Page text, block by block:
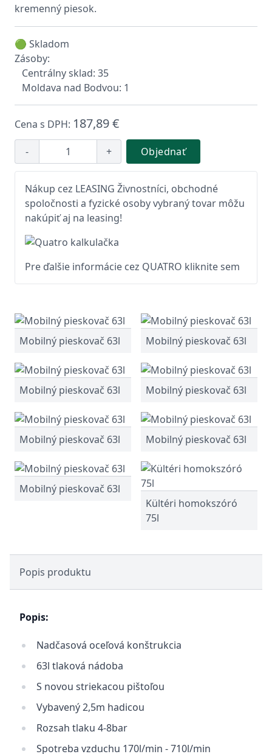
kremenný piesok.
🟢 Skladom
Zásoby:
Centrálny sklad: 35
Moldava nad Bodvou: 1
Cena s DPH: 187,89 €
- + Objednať
Nákup cez LEASING Živnostníci, obchodné
spoločnosti a fyzické osoby vybraný tovar môžu
nakúpiť aj na leasing!
Pre ďalšie informácie cez QUATRO kliknite sem
Mobilný pieskovač 63l Mobilný pieskovač 63l
Mobilný pieskovač 63l Mobilný pieskovač 63l
Mobilný pieskovač 63l Mobilný pieskovač 63l
Mobilný pieskovač 63l
Kültéri homokszóró
75l
Popis produktu
Popis:
Nadčasová oceľová konštrukcia
63l tlaková nádoba
S novou striekacou pištoľou
Vybavený 2,5m hadicou
Rozsah tlaku 4-8bar
Spotreba vzduchu 170l/min - 710l/min